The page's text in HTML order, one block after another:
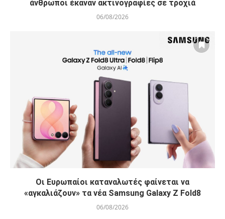
άνθρωποι έκαναν ακτινογραφίες σε τροχιά
06/08/2026
Οι Ευρωπαίοι καταναλωτές φαίνεται να
«αγκαλιάζουν» τα νέα Samsung Galaxy Z Fold8
06/08/2026